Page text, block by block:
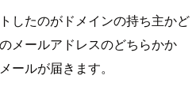
したのがドメインの持ち主かど
メールアドレスのどちらかか
ールが届きます。